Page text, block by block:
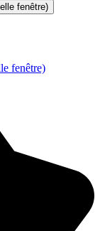
fenêtre)
fenêtre)